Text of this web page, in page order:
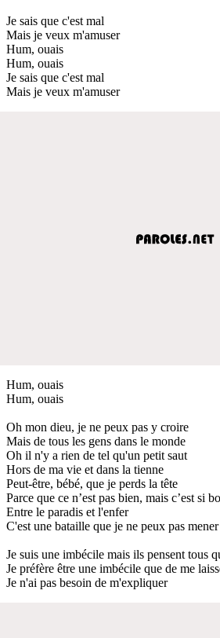
Je sais que c'est mal
Mais je veux m'amuser
Hum, ouais
Hum, ouais
Je sais que c'est mal
Mais je veux m'amuser
Hum, ouais
Hum, ouais
Oh mon dieu, je ne peux pas y croire
Mais de tous les gens dans le monde
Oh il n'y a rien de tel qu'un petit saut
Hors de ma vie et dans la tienne
Peut-être, bébé, que je perds la tête
Parce que ce n’est pas bien, mais c’est si
Entre le paradis et l'enfer
C'est une bataille que je ne peux pas mener
Je suis une imbécile mais ils pensent tous
Je préfère être une imbécile que de me
Je n'ai pas besoin de m'expliquer